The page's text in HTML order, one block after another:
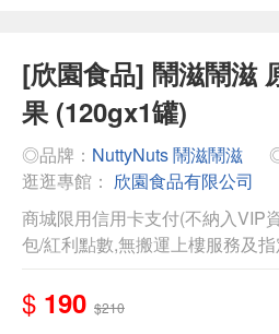
[欣園食品] 鬧滋鬧滋
果 (120gx1罐)
◎品牌： NuttyNuts 鬧滋鬧滋
逛逛專館： 欣園食品有限公司
商城限用信用卡支付(不納入VIP
包/紅利點數,無搬運上樓服務及
$ 190 $210